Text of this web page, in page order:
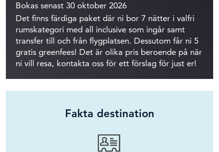
Bokas senast 30 oktober 2026
Det finns färdiga paket där ni bor 7 nätter i valfri
rumskategori med all inclusive som ingår samt
transfer till och från flygplatsen. Dessutom får ni 5
gratis greenfees! Det är olika pris beroende på när
ni vill resa, kontakta oss för ett förslag för just er!
Fakta destination